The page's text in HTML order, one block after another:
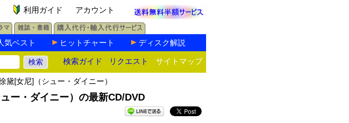
利用ガイド アカウント
気ベスト ヒットチャート ディスク解説
検索ガイド リクエスト サイトマップ
黛[女尼]（シュー・ダイニー）
ー・ダイニー）の最新CD/DVD